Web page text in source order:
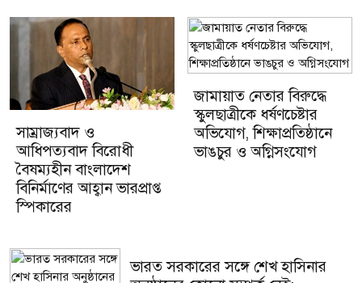
সাম্রাজ্যবাদ ও
আধিপত্যবাদ বিরোধী
বৈষম্যহীন বাংলাদেশ
বিনির্মাণের আহ্বান ভারপ্রাপ্ত
স্পিকারের
জামায়াত নেতার বিরুদ্ধে
স্কুলছাত্রীকে ধর্ষণচেষ্টার
অভিযোগ, শিক্ষাপ্রতিষ্ঠানে
ভাঙচুর ও অগ্নিসংযোগ
ভারত সরকারের সঙ্গে শেখ হাসিনার